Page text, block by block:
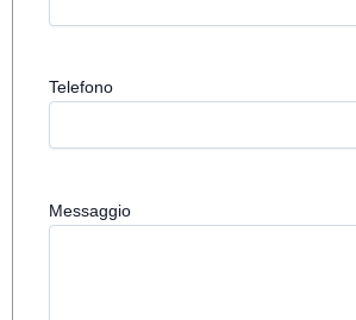
Telefono
Messaggio